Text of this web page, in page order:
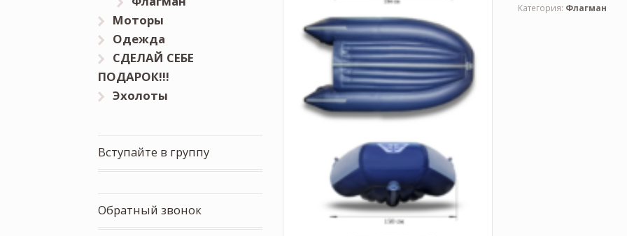
Категория: Флагман
Моторы
Одежда
СДЕЛАЙ СЕБЕ
ПОДАРОК!!!
Эхолоты
Вступайте в группу
Обратный звонок